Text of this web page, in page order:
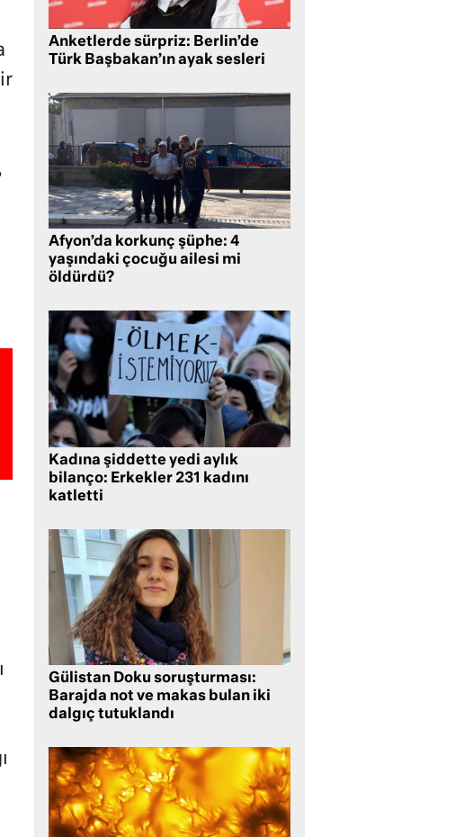
Anketlerde sürpriz: Berlin’de
Türk Başbakan’ın ayak sesleri
Afyon’da korkunç şüphe: 4
yaşındaki çocuğu ailesi mi
öldürdü?
Kadına şiddette yedi aylık
bilanço: Erkekler 231 kadını
katletti
Gülistan Doku soruşturması:
Barajda not ve makas bulan iki
dalgıç tutuklandı